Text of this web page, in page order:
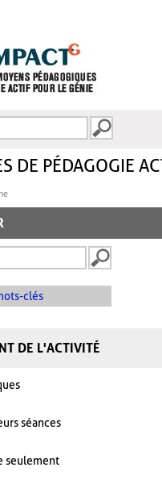
DE
DE PÉDAGOGIE
clés
DE L'ACTIVITÉ
séances
seulement